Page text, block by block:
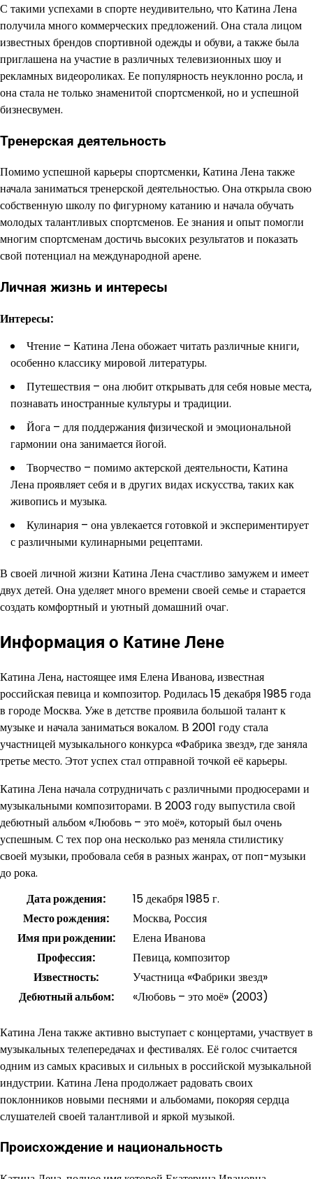
С такими успехами в спорте неудивительно, что Катина Лена
получила много коммерческих предложений. Она стала лицом
известных брендов спортивной одежды и обуви, а также была
приглашена на участие в различных телевизионных шоу и
рекламных видеороликах. Ее популярность неуклонно росла, и
она стала не только знаменитой спортсменкой, но и успешной
бизнесвумен.
Тренерская деятельность
Помимо успешной карьеры спортсменки, Катина Лена также
начала заниматься тренерской деятельностью. Она открыла свою
собственную школу по фигурному катанию и начала обучать
молодых талантливых спортсменов. Ее знания и опыт помогли
многим спортсменам достичь высоких результатов и показать
свой потенциал на международной арене.
Личная жизнь и интересы
Интересы:
Чтение – Катина Лена обожает читать различные книги,
особенно классику мировой литературы.
Путешествия – она любит открывать для себя новые места,
познавать иностранные культуры и традиции.
Йога – для поддержания физической и эмоциональной
гармонии она занимается йогой.
Творчество – помимо актерской деятельности, Катина
Лена проявляет себя и в других видах искусства, таких как
живопись и музыка.
Кулинария – она увлекается готовкой и экспериментирует
с различными кулинарными рецептами.
В своей личной жизни Катина Лена счастливо замужем и имеет
двух детей. Она уделяет много времени своей семье и старается
создать комфортный и уютный домашний очаг.
Информация о Катине Лене
Катина Лена, настоящее имя Елена Иванова, известная
российская певица и композитор. Родилась 15 декабря 1985 года
в городе Москва. Уже в детстве проявила большой талант к
музыке и начала заниматься вокалом. В 2001 году стала
участницей музыкального конкурса «Фабрика звезд», где заняла
третье место. Этот успех стал отправной точкой её карьеры.
Катина Лена начала сотрудничать с различными продюсерами и
музыкальными композиторами. В 2003 году выпустила свой
дебютный альбом «Любовь – это моё», который был очень
успешным. С тех пор она несколько раз меняла стилистику
своей музыки, пробовала себя в разных жанрах, от поп-музыки
до рока.
Дата рождения:
15 декабря 1985 г.
Место рождения:
Москва, Россия
Имя при рождении:
Елена Иванова
Профессия:
Певица, композитор
Известность:
Участница «Фабрики звезд»
Дебютный альбом:
«Любовь – это моё» (2003)
Катина Лена также активно выступает с концертами, участвует в
музыкальных телепередачах и фестивалях. Её голос считается
одним из самых красивых и сильных в российской музыкальной
индустрии. Катина Лена продолжает радовать своих
поклонников новыми песнями и альбомами, покоряя сердца
слушателей своей талантливой и яркой музыкой.
Происхождение и национальность